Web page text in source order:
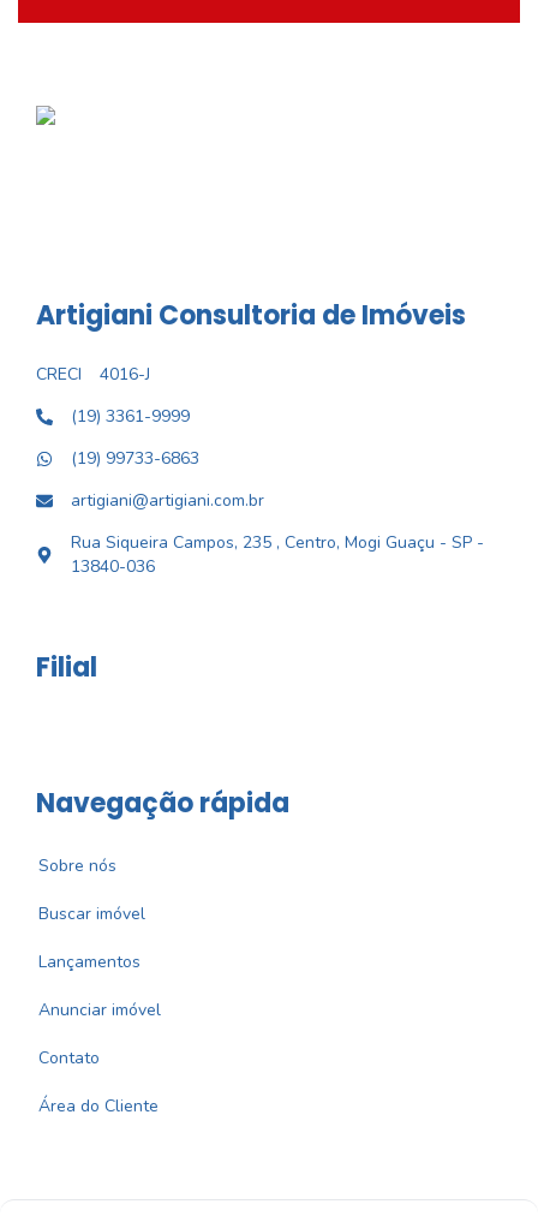
Artigiani Consultoria de Imóveis
CRECI
4016-J
(19) 3361-9999
(19) 99733-6863
artigiani@artigiani.com.br
Rua Siqueira Campos, 235 , Centro, Mogi Guaçu - SP -
13840-036
Filial
Navegação rápida
Sobre nós
Buscar imóvel
Lançamentos
Anunciar imóvel
Contato
Área do Cliente